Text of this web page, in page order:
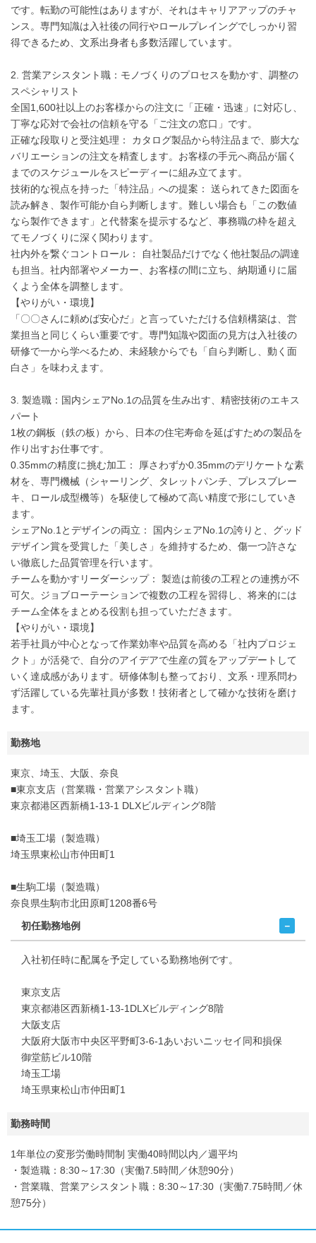
です。転勤の可能性はありますが、それはキャリアアップのチャ
ンス。専門知識は入社後の同行やロールプレイングでしっかり習
得できるため、文系出身者も多数活躍しています。
2. 営業アシスタント職：モノづくりのプロセスを動かす、調整の
スペシャリスト
全国1,600社以上のお客様からの注文に「正確・迅速」に対応し、
丁寧な応対で会社の信頼を守る「ご注文の窓口」です。
正確な段取りと受注処理： カタログ製品から特注品まで、膨大な
バリエーションの注文を精査します。お客様の手元へ商品が届く
までのスケジュールをスピーディーに組み立てます。
技術的な視点を持った「特注品」への提案： 送られてきた図面を
読み解き、製作可能か自ら判断します。難しい場合も「この数値
なら製作できます」と代替案を提示するなど、事務職の枠を超え
てモノづくりに深く関わります。
社内外を繋ぐコントロール： 自社製品だけでなく他社製品の調達
も担当。社内部署やメーカー、お客様の間に立ち、納期通りに届
くよう全体を調整します。
【やりがい・環境】
「〇〇さんに頼めば安心だ」と言っていただける信頼構築は、営
業担当と同じくらい重要です。専門知識や図面の見方は入社後の
研修で一から学べるため、未経験からでも「自ら判断し、動く面
白さ」を味わえます。
3. 製造職：国内シェアNo.1の品質を生み出す、精密技術のエキス
パート
1枚の鋼板（鉄の板）から、日本の住宅寿命を延ばすための製品を
作り出すお仕事です。
0.35mmの精度に挑む加工： 厚さわずか0.35mmのデリケートな素
材を、専門機械（シャーリング、タレットパンチ、プレスブレー
キ、ロール成型機等）を駆使して極めて高い精度で形にしていき
ます。
シェアNo.1とデザインの両立： 国内シェアNo.1の誇りと、グッド
デザイン賞を受賞した「美しさ」を維持するため、傷一つ許さな
い徹底した品質管理を行います。
チームを動かすリーダーシップ： 製造は前後の工程との連携が不
可欠。ジョブローテーションで複数の工程を習得し、将来的には
チーム全体をまとめる役割も担っていただきます。
【やりがい・環境】
若手社員が中心となって作業効率や品質を高める「社内プロジェ
クト」が活発で、自分のアイデアで生産の質をアップデートして
いく達成感があります。研修体制も整っており、文系・理系問わ
ず活躍している先輩社員が多数！技術者として確かな技術を磨け
ます。
勤務地
東京、埼玉、大阪、奈良
■東京支店（営業職・営業アシスタント職）
東京都港区西新橋1-13-1 DLXビルディング8階
■埼玉工場（製造職）
埼玉県東松山市仲田町1
■生駒工場（製造職）
奈良県生駒市北田原町1208番6号
初任勤務地例
入社初任時に配属を予定している勤務地例です。
東京支店
東京都港区西新橋1-13-1DLXビルディング8階
大阪支店
大阪府大阪市中央区平野町3-6-1あいおいニッセイ同和損保
御堂筋ビル10階
埼玉工場
埼玉県東松山市仲田町1
勤務時間
1年単位の変形労働時間制 実働40時間以内／週平均
・製造職：8:30～17:30（実働7.5時間／休憩90分）
・営業職、営業アシスタント職：8:30～17:30（実働7.75時間／休
憩75分）